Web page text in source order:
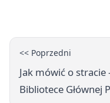
<< Poprzedni
Jak mówić o
Bibliotece Głównej